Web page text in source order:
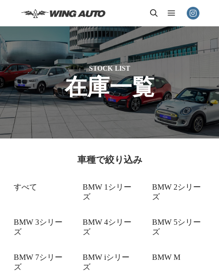
検索 メインメニ
在庫一覧
STOCK LIST
車種で絞り込み
すべて
BMW 1シリー
ズ
BMW 2シリー
ズ
BMW 3シリー
ズ
BMW 4シリー
ズ
BMW 5シリー
ズ
BMW 7シリー
ズ
BMW iシリー
ズ
BMW M